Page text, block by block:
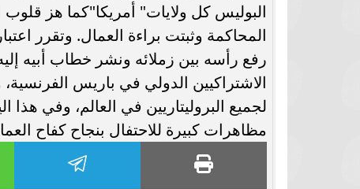
البوليس كل ولايات" أمريكا"كما هز قلوب
المحاكمة وثبتت براءة العمال. وتقرر
الاشتراكيين الدولي في باريس
مظاهرات كبيرة للاحتفال بنجاح كفاح